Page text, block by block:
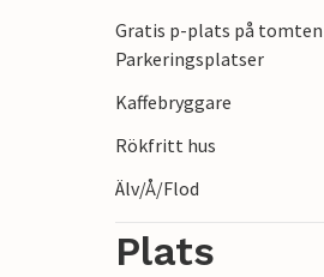
Bütgenbach och
Besök Belgiens
och Bütgenbach
Gratis p-plats på tomten
Parkeringsplatser
Kaffebryggare
Rökfritt hus
Älv/Å/Flod
Plats